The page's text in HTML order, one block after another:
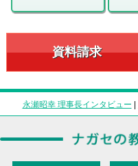
資料請求
永瀬昭幸 理事長インタビュー |